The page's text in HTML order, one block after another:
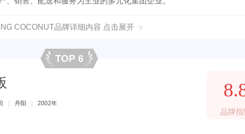
COCONUT品牌详细内容 点击展开
TOP 6
丹阳 2002年
品牌指